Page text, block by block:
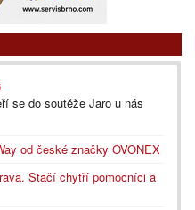
se do soutěže Jaro u nás
od české značky OVONEX
Stačí chytří pomocníci a